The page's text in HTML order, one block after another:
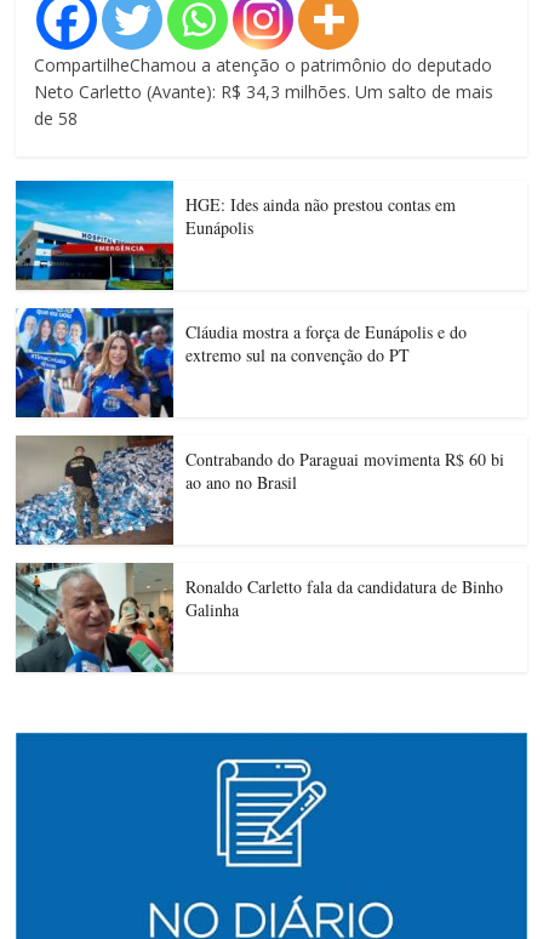
CompartilheChamou a atenção o patrimônio do deputado
Neto Carletto (Avante): R$ 34,3 milhões. Um salto de mais
de 58
HGE: Ides ainda não prestou contas em
Eunápolis
Cláudia mostra a força de Eunápolis e do
extremo sul na convenção do PT
Contrabando do Paraguai movimenta R$ 60 bi
ao ano no Brasil
Ronaldo Carletto fala da candidatura de Binho
Galinha